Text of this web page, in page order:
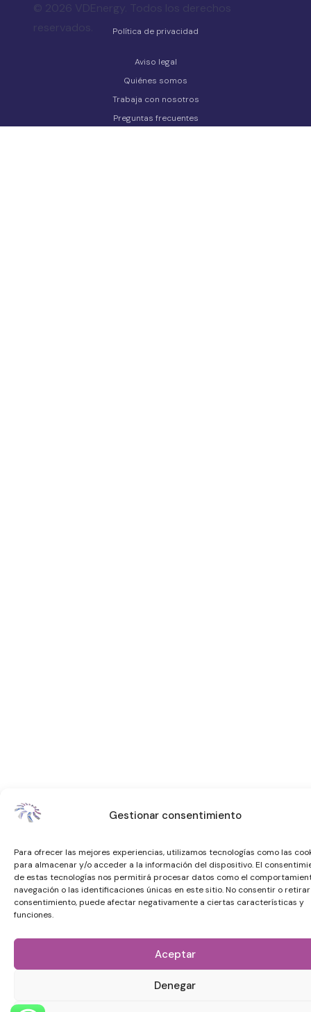
Gestionar consentimiento
Para ofrecer las mejores experiencias, utilizamos tecnologías como las
para almacenar y/o acceder a la información del dispositivo. El
de estas tecnologías nos permitirá procesar datos como el
navegación o las identificaciones únicas en este sitio. No consentir o
consentimiento, puede afectar negativamente a ciertas características y
funciones.
Aceptar
Denegar
© 2026 VDEnergy. Todos los derechos
reservados.
Política de privacidad
Aviso legal
Quiénes somos
Trabaja con nosotros
Preguntas frecuentes